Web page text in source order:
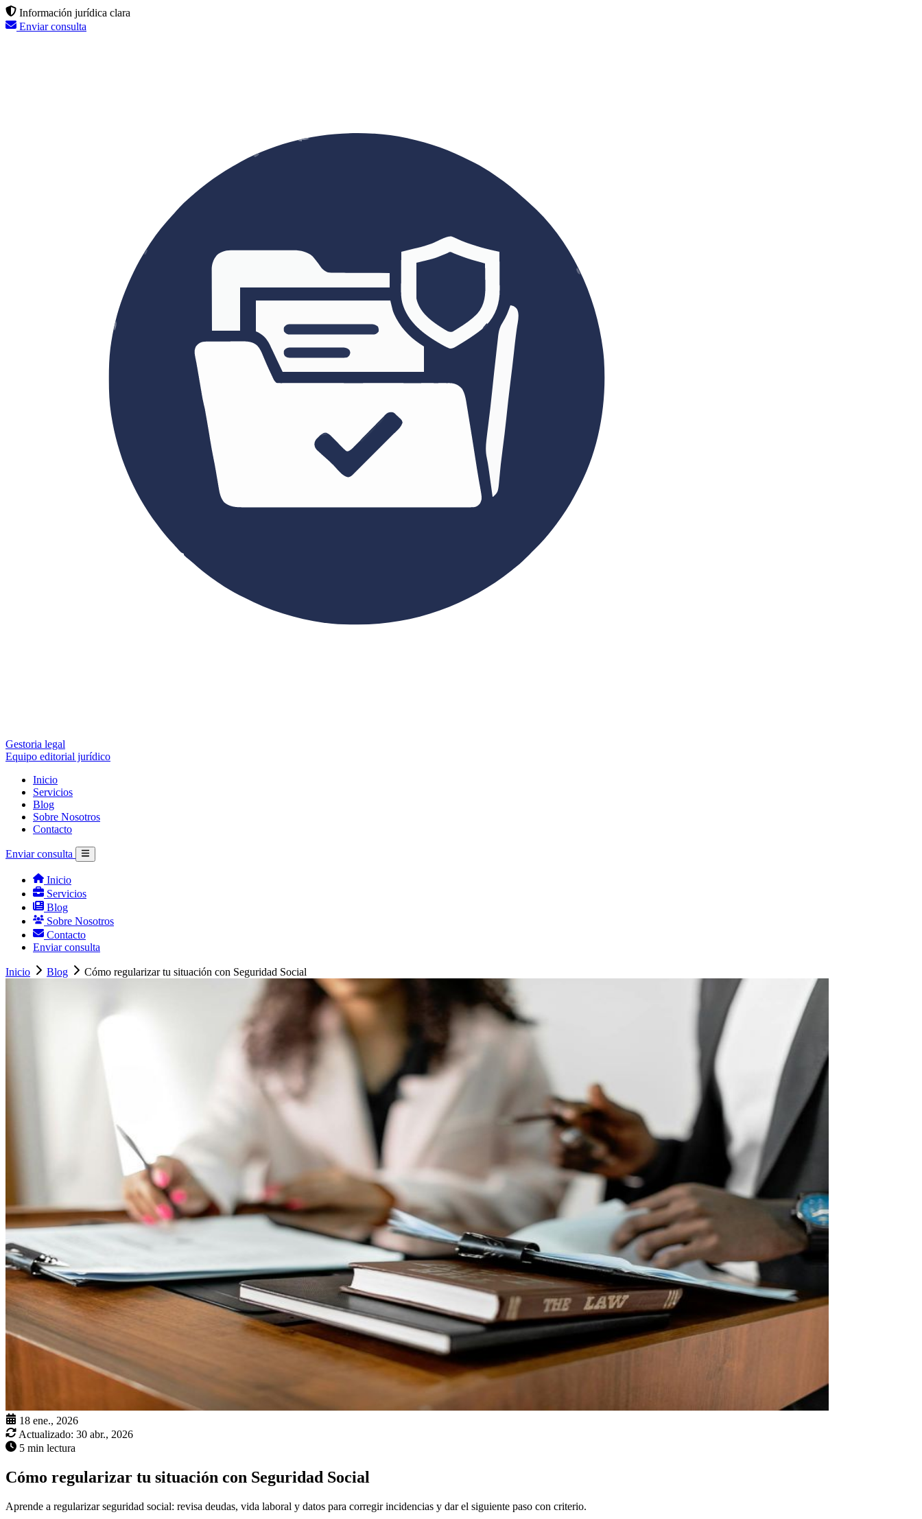
Información jurídica clara
Enviar consulta
Gestoria legal
Equipo editorial jurídico
Inicio
Servicios
Blog
Sobre Nosotros
Contacto
Enviar consulta
Inicio
Servicios
Blog
Sobre Nosotros
Contacto
Enviar consulta
Inicio Blog Cómo regularizar tu situación con Seguridad Social
18 ene., 2026
Actualizado: 30 abr., 2026
5 min lectura
Cómo regularizar tu situación con Seguridad Social
Aprende a regularizar seguridad social: revisa deudas, vida laboral y datos para corregir incidencias y dar el siguiente paso con criterio.